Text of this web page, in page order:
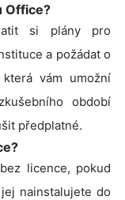
Office?
si plány pro
a požádat o
vám umožní
období
předplatné.
licence, pokud
nainstalujete do